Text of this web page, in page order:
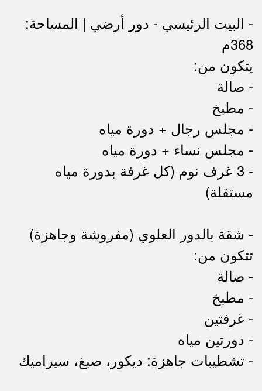
- البيت الرئيسي - دور أرضي | المساحة:
368م
يتكون من:
- صالة
- مطبخ
- مجلس رجال + دورة مياه
- مجلس نساء + دورة مياه
- 3 غرف نوم (كل غرفة بدورة مياه
مستقلة)
- شقة بالدور العلوي (مفروشة وجاهزة)
تتكون من:
- صالة
- مطبخ
- غرفتين
- دورتين مياه
- تشطيبات جاهزة: ديكور، صبغ، سيراميك